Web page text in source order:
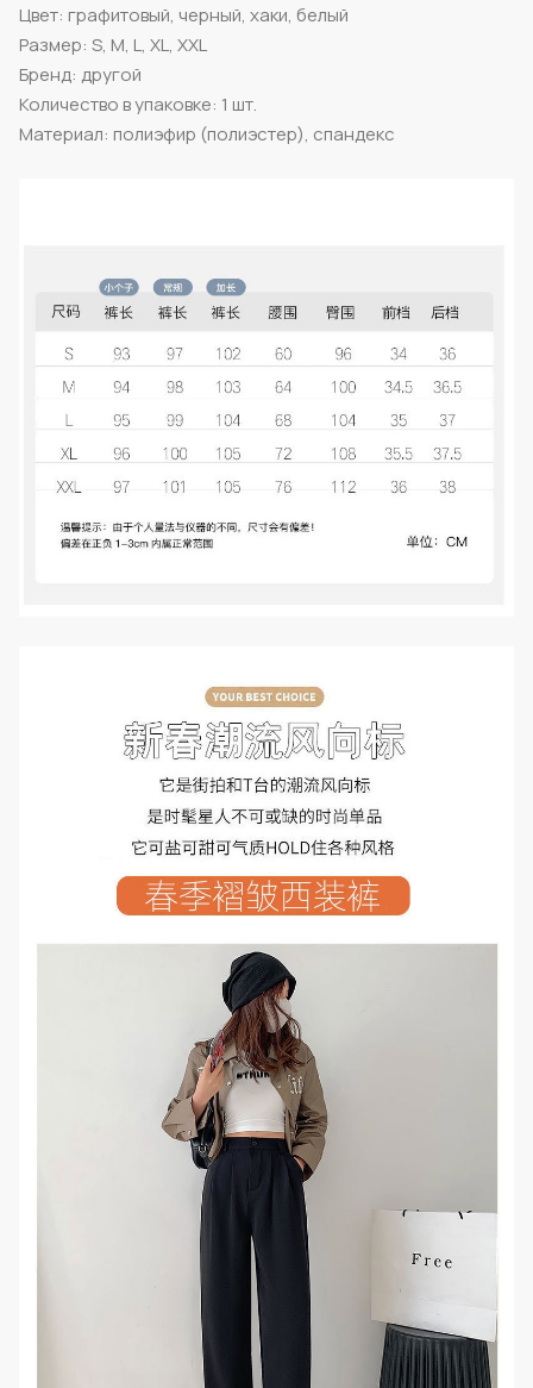
Цвет: графитовый, черный, хаки, белый
Размер: S, M, L, XL, XXL
Бренд: другой
Количество в упаковке: 1 шт.
Материал: полиэфир (полиэстер), спандекс